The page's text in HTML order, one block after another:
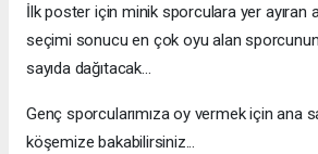
İlk poster için minik sporculara yer ayıran
seçimi sonucu en çok oyu alan
sayıda dağıtacak...
Genç sporcularımıza oy vermek için ana
köşemize bakabilirsiniz...